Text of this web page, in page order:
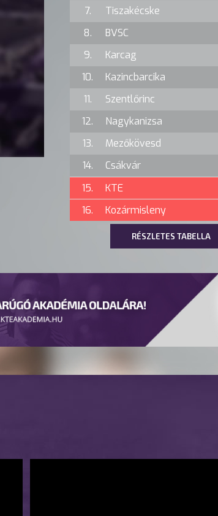
7.
Tiszakécske
8.
BVSC
9.
Karcag
10.
Kazincbarcika
11.
Szentlőrinc
12.
Nagykanizsa
13.
Mezőkövesd
14.
Csákvár
15.
KTE
16.
Kozármisleny
RÉSZLETES TABELLA